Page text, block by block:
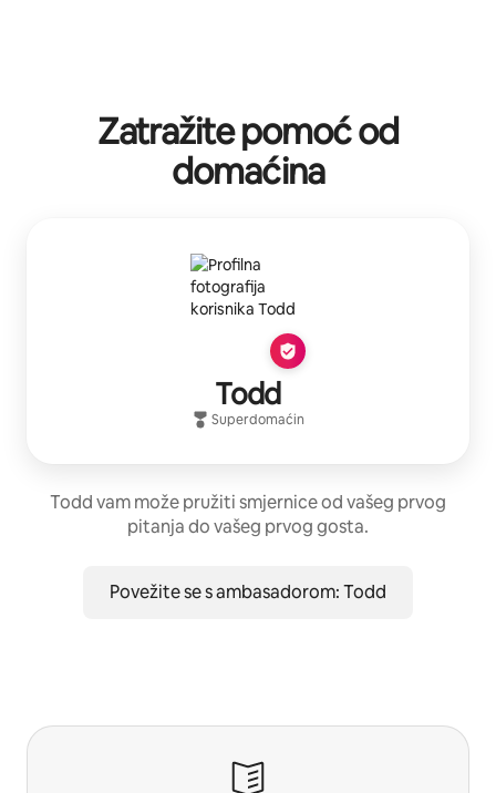
Zatražite pomoć od
domaćina
Todd
Superdomaćin
Todd vam može pružiti smjernice od vašeg prvog
pitanja do vašeg prvog gosta.
Povežite se s ambasadorom: Todd